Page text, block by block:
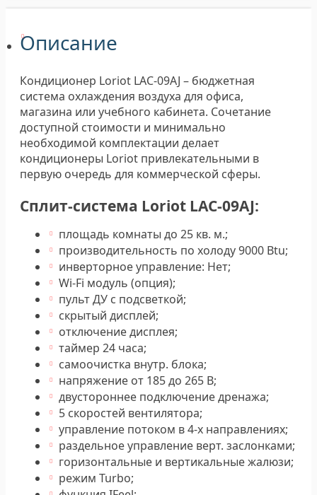
Описание
Кондиционер Loriot LAC-09AJ – бюджетная
система охлаждения воздуха для офиса,
магазина или учебного кабинета. Сочетание
доступной стоимости и минимально
необходимой комплектации делает
кондиционеры Loriot привлекательными в
первую очередь для коммерческой сферы.
Сплит-система Loriot LAC-09AJ:
площадь комнаты до 25 кв. м.;
производительность по холоду 9000 Btu;
инверторное управление: Нет;
Wi-Fi модуль (опция);
пульт ДУ с подсветкой;
скрытый дисплей;
отключение дисплея;
таймер 24 часа;
самоочистка внутр. блока;
напряжение от 185 до 265 В;
двустороннее подключение дренажа;
5 скоростей вентилятора;
управление потоком в 4-х направлениях;
раздельное управление верт. заслонками;
горизонтальные и вертикальные жалюзи;
режим Turbo;